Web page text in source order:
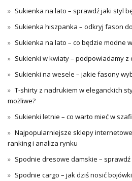
Sukienka na lato – sprawdź jaki styl
Sukienka hiszpanka – odkryj fason
Sukienka na lato – co będzie modne
Sukienki w kwiaty – podpowiadamy z
Sukienki na wesele – jakie fasony
T-shirty z nadrukiem w eleganckich
możliwe?
Sukienki letnie – co warto mieć w
Najpopularniejsze sklepy
ranking i analiza rynku
Spodnie dresowe damskie –
Spodnie cargo – jak dziś nosić